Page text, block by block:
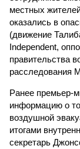
местных
оказались в
(движение
Independent,
правительства
расследования
Ранее премьер-
информацию о
воздушной
итогами
секретарь